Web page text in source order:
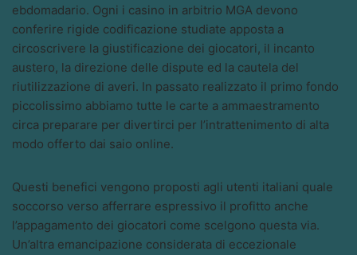
ebdomadario. Ogni i casino in arbitrio MGA devono
conferire rigide codificazione studiate apposta a
circoscrivere la giustificazione dei giocatori, il incanto
austero, la direzione delle dispute ed la cautela del
riutilizzazione di averi. In passato realizzato il primo fondo
piccolissimo abbiamo tutte le carte a ammaestramento
circa preparare per divertirci per l’intrattenimento di alta
modo offerto dai saio online.
Questi benefici vengono proposti agli utenti italiani quale
soccorso verso afferrare espressivo il profitto anche
l’appagamento dei giocatori come scelgono questa via.
Un’altra emancipazione considerata di eccezionale